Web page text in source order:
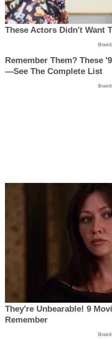
These Actors Didn't Want
Remember Them? These
—See The Complete List
They're Unbearable! 9
Remember